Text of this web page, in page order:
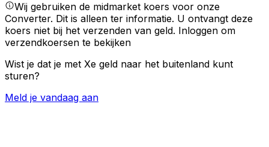
Wij gebruiken de midmarket koers voor onze
Converter. Dit is alleen ter informatie. U ontvangt deze
koers niet bij het verzenden van geld. Inloggen om
verzendkoersen te bekijken
Wist je dat je met Xe geld naar het buitenland kunt
sturen?
Meld je vandaag aan